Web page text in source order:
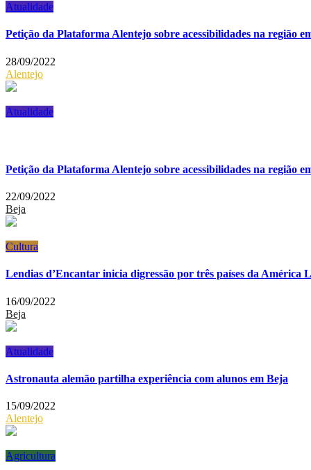
Atualidade
Petição da Plataforma Alentejo sobre acessibilidades na região
28/09/2022
Alentejo
Atualidade
Petição da Plataforma Alentejo sobre acessibilidades na região
22/09/2022
Beja
Cultura
Lendias d’Encantar inicia digressão por três países da América
16/09/2022
Beja
Atualidade
Astronauta alemão partilha experiência com alunos em Beja
15/09/2022
Alentejo
Agricultura